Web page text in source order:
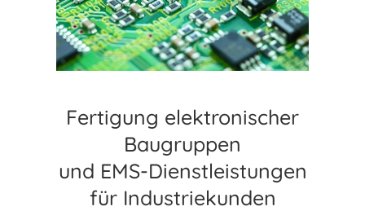
Fertigung elektronischer
Baugruppen
und EMS-Dienstleistungen
für Industriekunden